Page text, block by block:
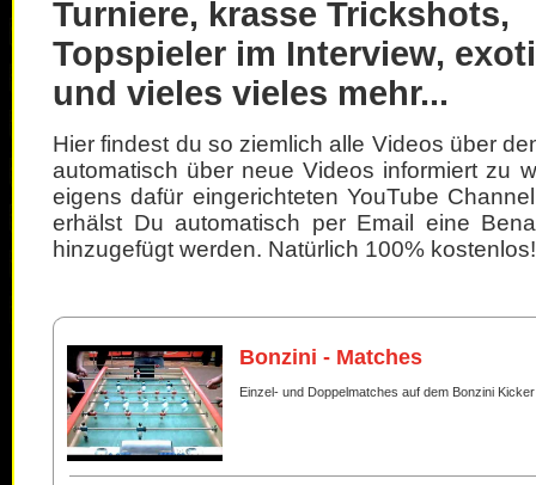
Turniere, krasse Trickshots,
Topspieler im Interview,
und vieles vieles mehr...
Hier findest du so ziemlich alle Videos über
automatisch über neue Videos informiert zu
eigens dafür eingerichteten YouTube
erhälst Du automatisch per Email eine
hinzugefügt werden. Natürlich 100% kostenlos!
Bonzini - Matches
Einzel- und Doppelmatches auf dem Bonzini Kicker